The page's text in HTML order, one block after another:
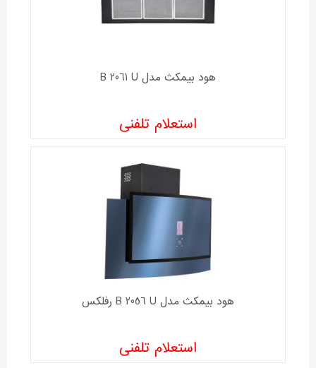
هود بیمکث مدل B 2061 U
استعلام تلفنی
هود بیمکث مدل B 2056 U رفلکس
استعلام تلفنی